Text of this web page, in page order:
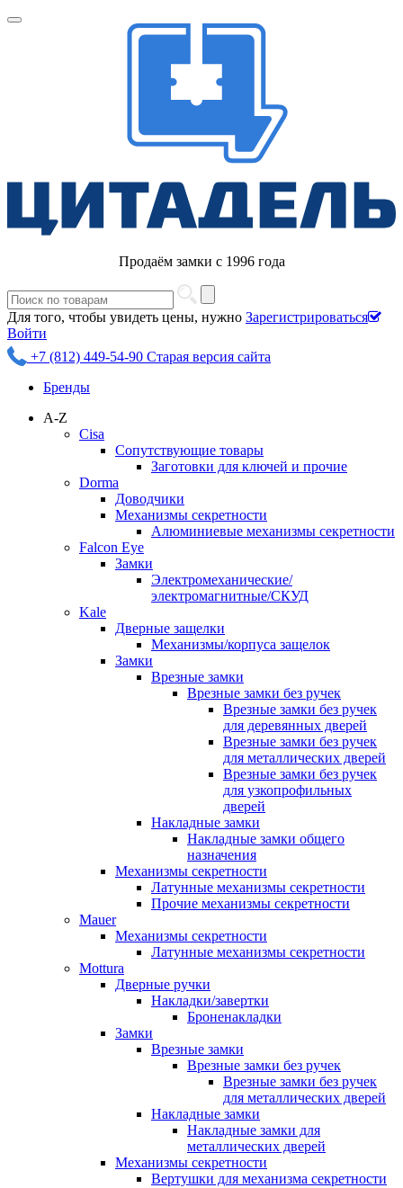
Продаём замки с 1996 года
Для того, чтобы увидеть цены, нужно Зарегистрироваться
Войти
+7 (812) 449-54-90 Старая версия сайта
Бренды
A-Z
Cisa
Сопутствующие товары
Заготовки для ключей и прочие
Dorma
Доводчики
Механизмы секретности
Алюминиевые механизмы секретности
Falcon Eye
Замки
Электромеханические/
электромагнитные/СКУД
Kale
Дверные защелки
Механизмы/корпуса защелок
Замки
Врезные замки
Врезные замки без ручек
Врезные замки без ручек
для деревянных дверей
Врезные замки без ручек
для металлических дверей
Врезные замки без ручек
для узкопрофильных
дверей
Накладные замки
Накладные замки общего
назначения
Механизмы секретности
Латунные механизмы секретности
Прочие механизмы секретности
Mauer
Механизмы секретности
Латунные механизмы секретности
Mottura
Дверные ручки
Накладки/завертки
Броненакладки
Замки
Врезные замки
Врезные замки без ручек
Врезные замки без ручек
для металлических дверей
Накладные замки
Накладные замки для
металлических дверей
Механизмы секретности
Вертушки для механизма секретности